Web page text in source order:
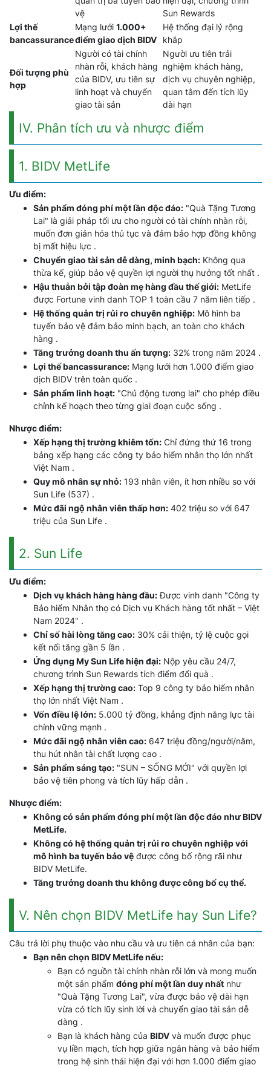
vệ
Sun Rewards
Lợi thế
bancassurance
Mạng lưới 1.000+
điểm giao dịch BIDV
Hệ thống đại lý rộng
khắp
Đối tượng phù
hợp
Người có tài chính
nhàn rỗi, khách hàng
của BIDV, ưu tiên sự
linh hoạt và chuyển
giao tài sản
Người ưu tiên trải
nghiệm khách hàng,
dịch vụ chuyên nghiệp,
quan tâm đến tích lũy
dài hạn
IV. Phân tích ưu và nhược điểm
1. BIDV MetLife
Ưu điểm:
Sản phẩm đóng phí một lần độc đáo: "Quà Tặng Tương
Lai" là giải pháp tối ưu cho người có tài chính nhàn rỗi,
muốn đơn giản hóa thủ tục và đảm bảo hợp đồng không
bị mất hiệu lực .
Chuyển giao tài sản dễ dàng, minh bạch: Không qua
thừa kế, giúp bảo vệ quyền lợi người thụ hưởng tốt nhất .
Hậu thuẫn bởi tập đoàn mẹ hàng đầu thế giới: MetLife
được Fortune vinh danh TOP 1 toàn cầu 7 năm liên tiếp .
Hệ thống quản trị rủi ro chuyên nghiệp: Mô hình ba
tuyến bảo vệ đảm bảo minh bạch, an toàn cho khách
hàng .
Tăng trưởng doanh thu ấn tượng: 32% trong năm 2024 .
Lợi thế bancassurance: Mạng lưới hơn 1.000 điểm giao
dịch BIDV trên toàn quốc .
Sản phẩm linh hoạt: "Chủ động tương lai" cho phép điều
chỉnh kế hoạch theo từng giai đoạn cuộc sống .
Nhược điểm:
Xếp hạng thị trường khiêm tốn: Chỉ đứng thứ 16 trong
bảng xếp hạng các công ty bảo hiểm nhân thọ lớn nhất
Việt Nam .
Quy mô nhân sự nhỏ: 193 nhân viên, ít hơn nhiều so với
Sun Life (537) .
Mức đãi ngộ nhân viên thấp hơn: 402 triệu so với 647
triệu của Sun Life .
2. Sun Life
Ưu điểm:
Dịch vụ khách hàng hàng đầu:Được vinh danh "Công ty
Bảo hiểm Nhân thọ có Dịch vụ Khách hàng tốt nhất – Việt
Nam 2024" .
Chỉ số hài lòng tăng cao: 30% cải thiện, tỷ lệ cuộc gọi
kết nối tăng gần 5 lần .
Ứng dụng My Sun Life hiện đại: Nộp yêu cầu 24/7,
chương trình Sun Rewards tích điểm đổi quà .
Xếp hạng thị trường cao: Top 9 công ty bảo hiểm nhân
thọ lớn nhất Việt Nam .
Vốn điều lệ lớn: 5.000 tỷ đồng, khẳng định năng lực tài
chính vững mạnh .
Mức đãi ngộ nhân viên cao: 647 triệu đồng/người/năm,
thu hút nhân tài chất lượng cao .
Sản phẩm sáng tạo: "SUN – SỐNG MỚI" với quyền lợi
bảo vệ tiên phong và tích lũy hấp dẫn .
Nhược điểm:
Không có sản phẩm đóng phí một lần độc đáo như BIDV
MetLife.
Không có hệ thống quản trị rủi ro chuyên nghiệp với
mô hình ba tuyến bảo vệ được công bố rộng rãi như
BIDV MetLife.
Tăng trưởng doanh thu không được công bố cụ thể.
V. Nên chọn BIDV MetLife hay Sun Life?
Câu trả lời phụ thuộc vào nhu cầu và ưu tiên cá nhân của bạn:
Bạn nên chọn BIDV MetLife nếu:
Bạn có nguồn tài chính nhàn rỗi lớn và mong muốn
một sản phẩm đóng phí một lần duy nhất như
"Quà Tặng Tương Lai", vừa được bảo vệ dài hạn
vừa có tích lũy sinh lời và chuyển giao tài sản dễ
dàng .
Bạn là khách hàng của BIDV và muốn được phục
vụ liền mạch, tích hợp giữa ngân hàng và bảo hiểm
trong hệ sinh thái hiện đại với hơn 1.000 điểm giao